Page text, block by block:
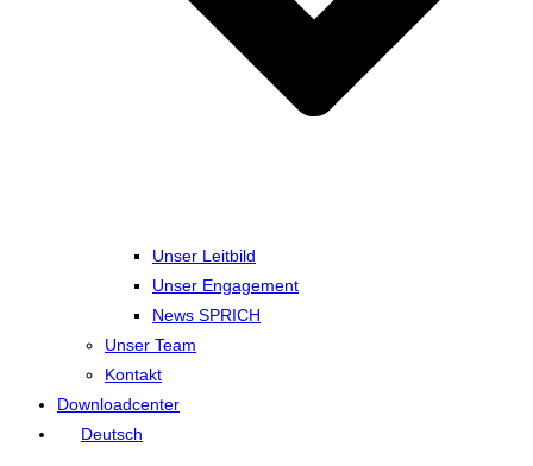
Unser Leitbild
Unser Engagement
News SPRICH
Unser Team
Kontakt
Downloadcenter
Deutsch